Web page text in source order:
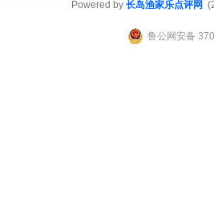
Powered by 长岛渔家乐点评网
鲁公网安备